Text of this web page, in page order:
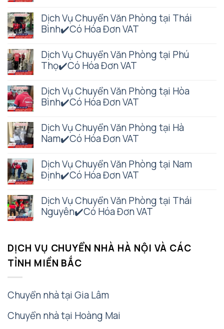
Dịch Vụ Chuyển Văn Phòng tại Thái
Bình✔️Có Hóa Đơn VAT
Dịch Vụ Chuyển Văn Phòng tại Phú
Thọ✔️Có Hóa Đơn VAT
Dịch Vụ Chuyển Văn Phòng tại Hòa
Bình✔️Có Hóa Đơn VAT
Dịch Vụ Chuyển Văn Phòng tại Hà
Nam✔️Có Hóa Đơn VAT
Dịch Vụ Chuyển Văn Phòng tại Nam
Định✔️Có Hóa Đơn VAT
Dịch Vụ Chuyển Văn Phòng tại Thái
Nguyên✔️Có Hóa Đơn VAT
DỊCH VỤ CHUYỂN NHÀ HÀ NỘI VÀ CÁC
TỈNH MIỀN BẮC
Chuyển nhà tại Gia Lâm
Chuyển nhà tại Hoàng Mai